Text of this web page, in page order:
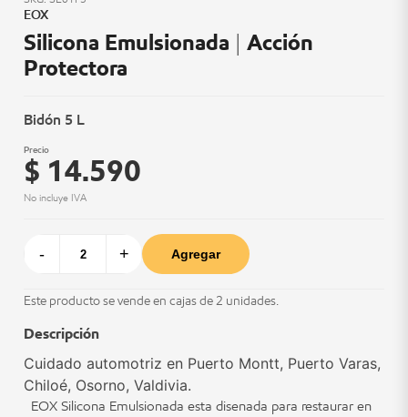
EOX
Silicona Emulsionada | Acción
Protectora
Bidón 5 L
Precio
$ 14.590
No incluye IVA
- + Agregar
Este producto se vende en cajas de 2 unidades.
Descripción
Cuidado automotriz en Puerto Montt, Puerto Varas,
Chiloé, Osorno, Valdivia.
EOX Silicona Emulsionada esta disenada para restaurar en